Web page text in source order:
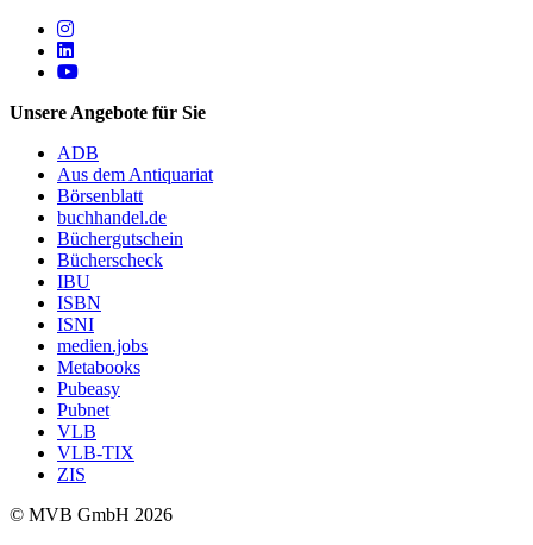
Follow us on https://www.instagram.com/lifeatmvb/
Follow us on https://www.linkedin.com/company/mvbbooks
Follow us on https://www.youtube.com/@mvbbooks
Unsere Angebote für Sie
ADB
Aus dem Antiquariat
Börsenblatt
buchhandel.de
Büchergutschein
Bücherscheck
IBU
ISBN
ISNI
medien.jobs
Metabooks
Pubeasy
Pubnet
VLB
VLB-TIX
ZIS
© MVB GmbH 2026